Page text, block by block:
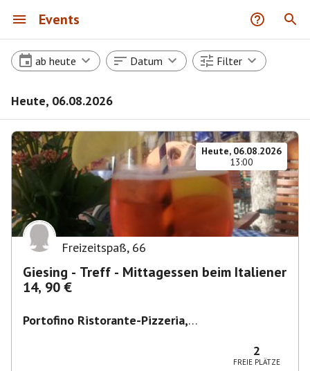
Events
ab heute Datum Filter
Heute, 06.08.2026
Heute, 06.08.2026
13:00
Freizeitspaß, 66
Giesing - Treff - Mittagessen beim Italiener
14, 90 €
Portofino Ristorante-Pizzeria,
2
FREIE PLÄTZE